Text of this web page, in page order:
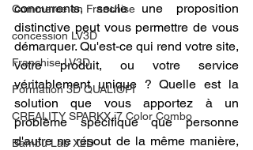
Commerce en Franchise
concession LV3D
Franchise LV3D
Formation 3D QUALIOPI
CREALITY SPARKX i7 Color Combo
Bambu Lab X2D
concurrents, seule une proposition
distinctive peut vous permettre de vous
démarquer. Qu'est-ce qui rend votre site,
votre produit, ou votre service
véritablement unique ? Quelle est la
solution que vous apportez à un
problème spécifique que personne
d'autre ne résout de la même manière,